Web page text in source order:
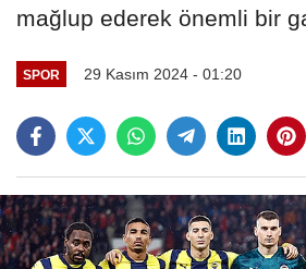
mağlup ederek önemli bir
SPOR 29 Kasım 2024 - 01:20